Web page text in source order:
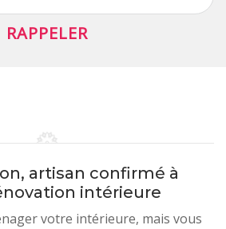
artisan confirmé à
intérieure
votre intérieure, mais vous